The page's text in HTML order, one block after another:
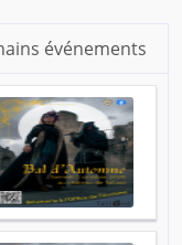
événements